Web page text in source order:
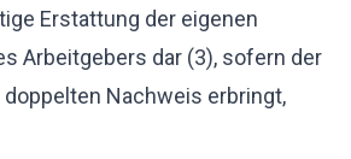
Erstattung der eigenen
Arbeitgebers dar (3), sofern der
Nachweis erbringt,